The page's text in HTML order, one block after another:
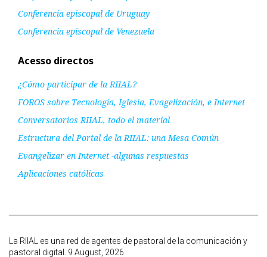
Conferencia episcopal de Uruguay
Conferencia episcopal de Venezuela
Acesso directos
¿Cómo participar de la RIIAL?
FOROS sobre Tecnología, Iglesia, Evagelización, e Internet
Conversatorios RIIAL, todo el material
Estructura del Portal de la RIIAL: una Mesa Común
Evangelizar en Internet -algunas respuestas
Aplicaciones católicas
La RIIAL es una red de agentes de pastoral de la comunicación y
pastoral digital. 9 August, 2026